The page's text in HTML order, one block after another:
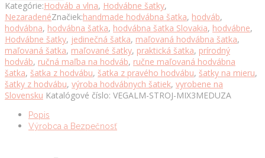
MIX
FARIEB_3,
85
x
85cm,
Vyrobená
na
Slovensku
množstvo
Kategórie:Hodváb a vlna, Hodvábne šatky,
NezaradenéZnačiek:handmade hodvábna šatka, hodváb,
hodvábna, hodvábna šatka, hodvábna šatka Slovakia, hodvábne,
Hodvábne šatky, jedinečná šatka, maľovaná hodvábna šatka,
maľovaná šatka, maľované šatky, praktická šatka, prírodný
hodváb, ručná maľba na hodváb, ručne maľovaná hodvábna
šatka, šatka z hodvábu, šatka z pravého hodvábu, šatky na mieru,
šatky z hodvábu, výroba hodvábnych šatiek, vyrobene na
Slovensku Katalógové číslo: VEGALM-STROJ-MIX3MEDUZA
Popis
Výrobca a Bezpečnosť